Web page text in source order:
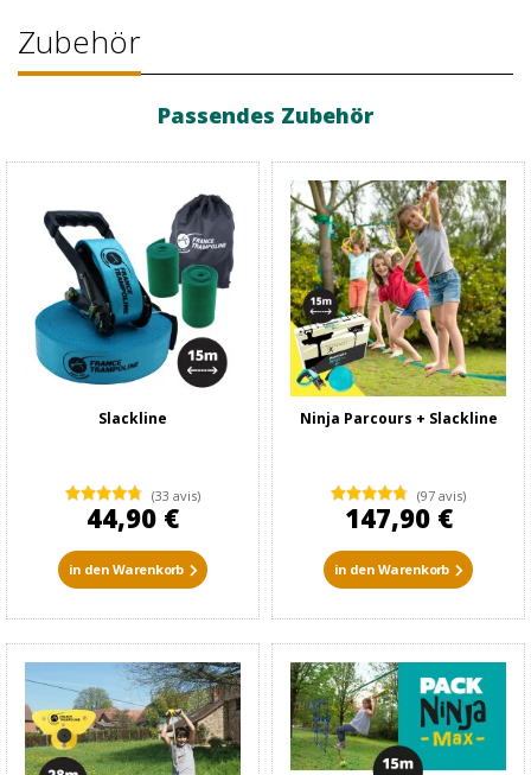
Zubehör
Passendes Zubehör
Slackline
(33 avis)
44,90 €
in den Warenkorb
Ninja Parcours + Slackline
(97 avis)
147,90 €
in den Warenkorb